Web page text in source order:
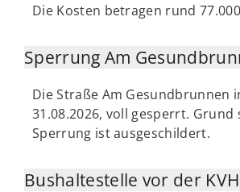
Die Kosten betragen rund
Sperrung Am
Die Straße Am Gesundbrunnen
31.08.2026, voll gesperrt.
Sperrung ist ausgeschildert.
Bushaltestelle vor der